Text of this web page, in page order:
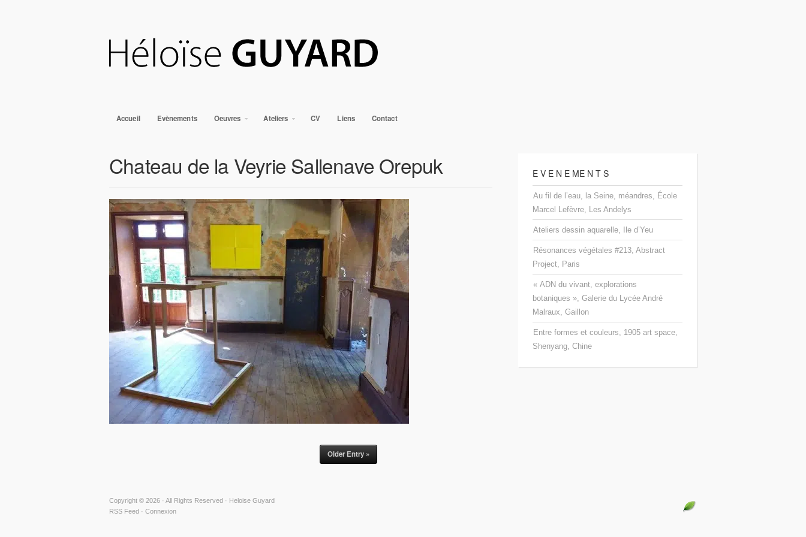
Accueil Evènements Oeuvres Ateliers CV Liens Contact
Chateau de la Veyrie Sallenave Orepuk
Older Entry »
E V E N E ME N T S
Au fil de l’eau, la Seine, méandres, École
Marcel Lefèvre, Les Andelys
Ateliers dessin aquarelle, Ile d’Yeu
Résonances végétales #213, Abstract
Project, Paris
« ADN du vivant, explorations
botaniques », Galerie du Lycée André
Malraux, Gaillon
Entre formes et couleurs, 1905 art space,
Shenyang, Chine
Copyright © 2026 · All Rights Reserved · Heloise Guyard
RSS Feed · Connexion